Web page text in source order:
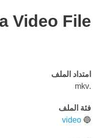
Video File
امتداد الملف
.mkv
فئة الملف
🔵
video